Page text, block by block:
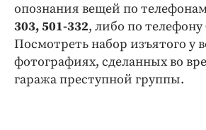
Бренд года
Работодатель года
опознания вещей по
303, 501-332, либо по телефону
Посмотреть набор изъятого у
фотографиях, сделанных во
гаража преступной группы.